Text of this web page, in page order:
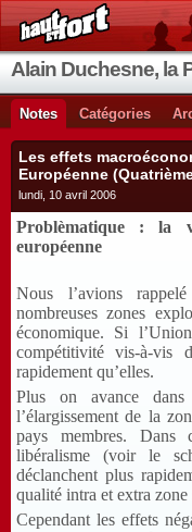
Alain Duchesne, la
Notes Catégories
Les effets
Européenne
lundi, 10 avril 2006
Problèmatique : la
européenne
Nous l’avions
nombreuses zones
économique. Si
compétitivité vis-à-vis
rapidement qu’elles.
Plus on avance dans
l’élargissement de la
pays membres. Dans
libéralisme (voir le
déclanchent plus
qualité intra et extra zone
Cependant les effets